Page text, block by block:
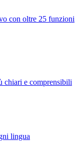
con oltre 25 funzioni
chiari e comprensibili
lingua